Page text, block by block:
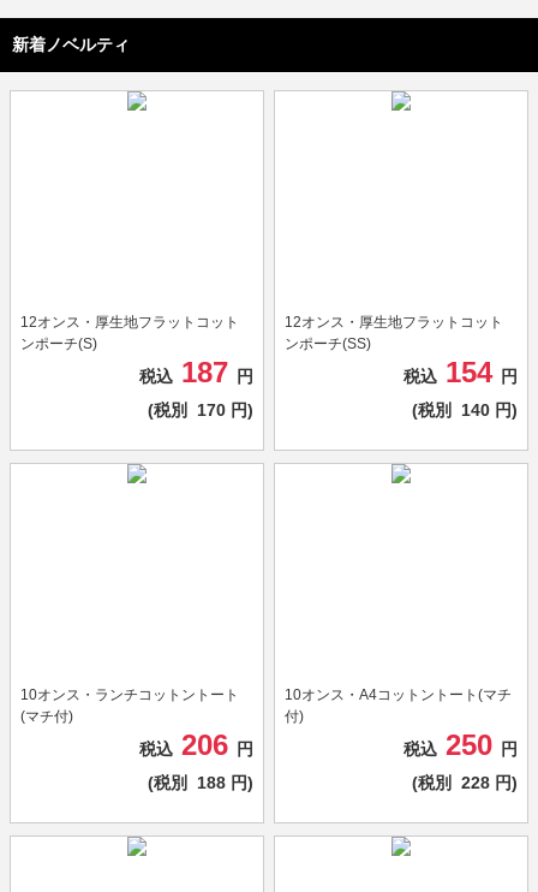
新着ノベルティ
12オンス・厚生地フラットコット
ンポーチ(S)
税込187
円
(税別
170 円)
12オンス・厚生地フラットコット
ンポーチ(SS)
税込154 円
(税別
140 円)
10オンス・ランチコットントート
(マチ付)
税込206
円
(税別
188 円)
10オンス・A4コットントート(マチ
付)
税込250
円
(税別
228 円)